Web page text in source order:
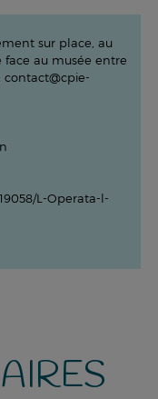
sur place, au
face au musée entre
contact@cpie-
L-Operata-l-